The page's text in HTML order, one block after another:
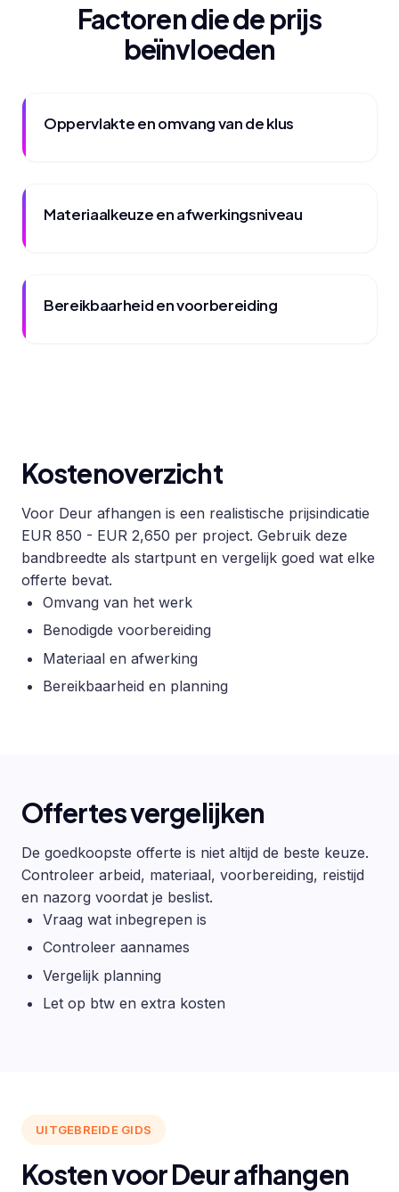
Factoren die de prijs
beïnvloeden
Oppervlakte en omvang van de klus
Materiaalkeuze en afwerkingsniveau
Bereikbaarheid en voorbereiding
Kostenoverzicht
Voor Deur afhangen is een realistische prijsindicatie
EUR 850 - EUR 2,650 per project. Gebruik deze
bandbreedte als startpunt en vergelijk goed wat elke
offerte bevat.
Omvang van het werk
Benodigde voorbereiding
Materiaal en afwerking
Bereikbaarheid en planning
Offertes vergelijken
De goedkoopste offerte is niet altijd de beste keuze.
Controleer arbeid, materiaal, voorbereiding, reistijd
en nazorg voordat je beslist.
Vraag wat inbegrepen is
Controleer aannames
Vergelijk planning
Let op btw en extra kosten
UITGEBREIDE GIDS
Kosten voor Deur afhangen